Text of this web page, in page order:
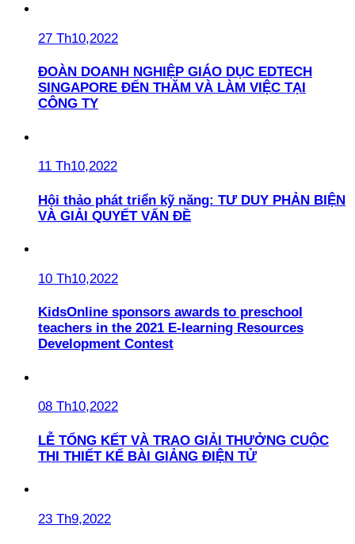
27 Th10,2022
ĐOÀN DOANH NGHIỆP GIÁO DỤC EDTECH
SINGAPORE ĐẾN THĂM VÀ LÀM VIỆC TẠI
CÔNG TY
11 Th10,2022
Hội thảo phát triển kỹ năng: TƯ DUY PHẢN BIỆN
VÀ GIẢI QUYẾT VẤN ĐỀ
10 Th10,2022
KidsOnline sponsors awards to preschool
teachers in the 2021 E-learning Resources
Development Contest
08 Th10,2022
LỄ TỔNG KẾT VÀ TRAO GIẢI THƯỞNG CUỘC
THI THIẾT KẾ BÀI GIẢNG ĐIỆN TỬ
23 Th9,2022